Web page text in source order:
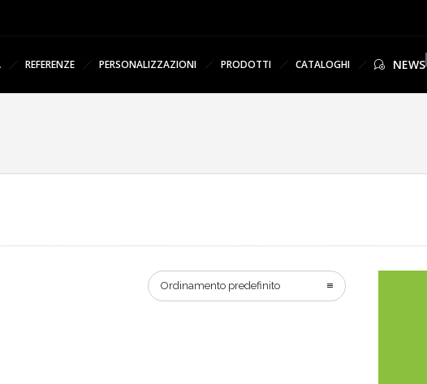
REFERENZE PERSONALIZZAZIONI PRODOTTI CATALOGHI NEWS
Ordinamento predefinito